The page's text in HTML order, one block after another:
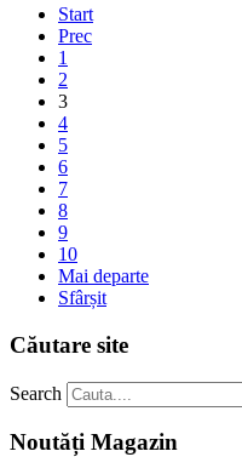
Start
Prec
1
2
3
4
5
6
7
8
9
10
Mai departe
Sfârșit
Căutare site
Search
Noutăți Magazin